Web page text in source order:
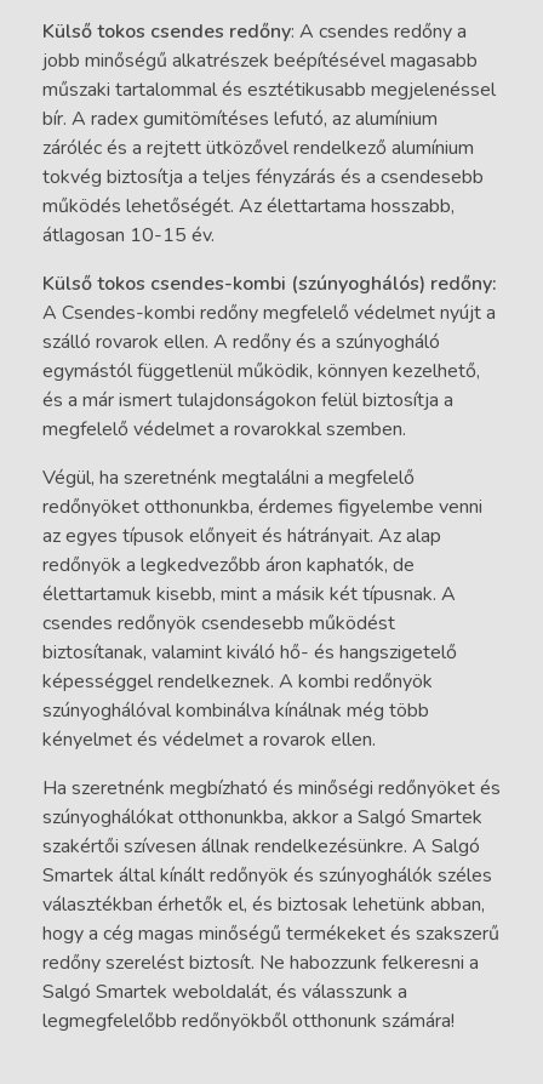
Külső tokos csendes redőny: A csendes redőny a
jobb minőségű alkatrészek beépítésével magasabb
műszaki tartalommal és esztétikusabb megjelenéssel
bír. A radex gumitömítéses lefutó, az alumínium
záróléc és a rejtett ütközővel rendelkező alumínium
tokvég biztosítja a teljes fényzárás és a csendesebb
működés lehetőségét. Az élettartama hosszabb,
átlagosan 10-15 év.
Külső tokos csendes-kombi (szúnyoghálós) redőny:
A Csendes-kombi redőny megfelelő védelmet nyújt a
szálló rovarok ellen. A redőny és a szúnyogháló
egymástól függetlenül működik, könnyen kezelhető,
és a már ismert tulajdonságokon felül biztosítja a
megfelelő védelmet a rovarokkal szemben.
Végül, ha szeretnénk megtalálni a megfelelő
redőnyöket otthonunkba, érdemes figyelembe venni
az egyes típusok előnyeit és hátrányait. Az alap
redőnyök a legkedvezőbb áron kaphatók, de
élettartamuk kisebb, mint a másik két típusnak. A
csendes redőnyök csendesebb működést
biztosítanak, valamint kiváló hő- és hangszigetelő
képességgel rendelkeznek. A kombi redőnyök
szúnyoghálóval kombinálva kínálnak még több
kényelmet és védelmet a rovarok ellen.
Ha szeretnénk megbízható és minőségi redőnyöket és
szúnyoghálókat otthonunkba, akkor a Salgó Smartek
szakértői szívesen állnak rendelkezésünkre. A Salgó
Smartek által kínált redőnyök és szúnyoghálók széles
választékban érhetők el, és biztosak lehetünk abban,
hogy a cég magas minőségű termékeket és szakszerű
redőny szerelést biztosít. Ne habozzunk felkeresni a
Salgó Smartek weboldalát, és válasszunk a
legmegfelelőbb redőnyökből otthonunk számára!